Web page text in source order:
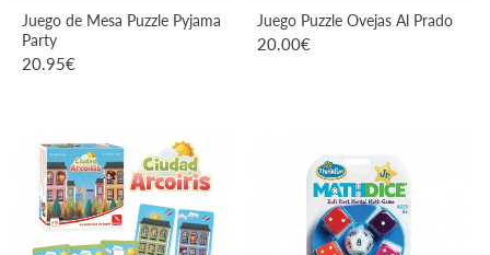
Juego de Mesa Puzzle Pyjama
Party
20.95€
VER PRODUCTO
Juego Puzzle Ovejas Al Prado
20.00€